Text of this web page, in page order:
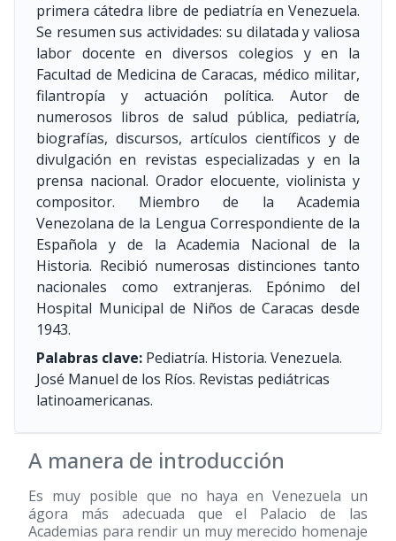
primera cátedra libre de pediatría en Venezuela.
Se resumen sus actividades: su dilatada y valiosa
labor docente en diversos colegios y en la
Facultad de Medicina de Caracas, médico militar,
filantropía y actuación política. Autor de
numerosos libros de salud pública, pediatría,
biografías, discursos, artículos científicos y de
divulgación en revistas especializadas y en la
prensa nacional. Orador elocuente, violinista y
compositor. Miembro de la Academia
Venezolana de la Lengua Correspondiente de la
Española y de la Academia Nacional de la
Historia. Recibió numerosas distinciones tanto
nacionales como extranjeras. Epónimo del
Hospital Municipal de Niños de Caracas desde
1943.
Palabras clave: Pediatría. Historia. Venezuela.
José Manuel de los Ríos. Revistas pediátricas
latinoamericanas.
A manera de introducción
Es muy posible que no haya en Venezuela un
ágora más adecuada que el Palacio de las
Academias para rendir un muy merecido homenaje